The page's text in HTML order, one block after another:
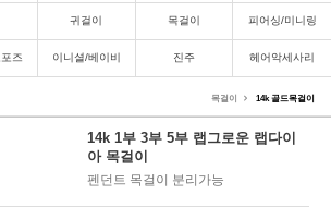
귀걸이 목걸이 피어싱/미니링
즈 이니셜/베이비 진주 헤어악세사리
목걸이 14k 골드목걸이
14k 1부 3부 5부 랩그로운 랩다이
아 목걸이
펜던트 목걸이 분리가능